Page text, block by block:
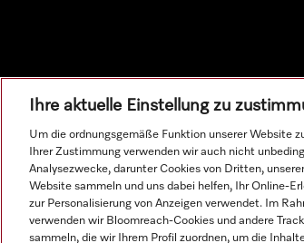
© Miele & Cie. KG.
Ihre aktuelle Einstellung zu
Um die ordnungsgemäße Funktion unserer Website
Ihrer Zustimmung verwenden wir auch nicht
Analysezwecke, darunter Cookies von Dritten,
Website sammeln und uns dabei helfen, Ihr Online-
zur Personalisierung von Anzeigen verwendet. Im
verwenden wir Bloomreach-Cookies und andere
sammeln, die wir Ihrem Profil zuordnen, um die